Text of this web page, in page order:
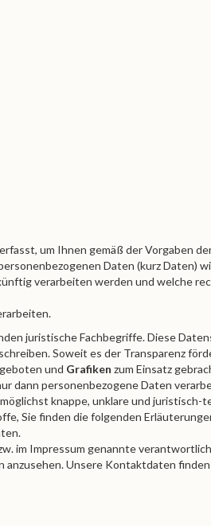
um Ihnen gemäß der Vorgaben
Daten (kurz Daten)
verarbeiten werden und welche
juristische Fachbegriffe. Diese
Soweit es der Transparenz
und Grafiken zum Einsatz
dann personenbezogene Daten
knappe, unklare und juristisch-
Sie finden die folgenden
im Impressum genannte
Unsere Kontaktdaten